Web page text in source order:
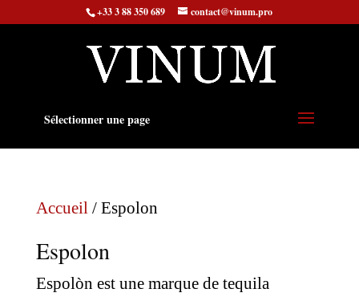
+33 3 88 350 689 contact@vinum.pro
Sélectionner une page
Accueil/ Espolon
Espolon
Espolòn est une marque de tequila